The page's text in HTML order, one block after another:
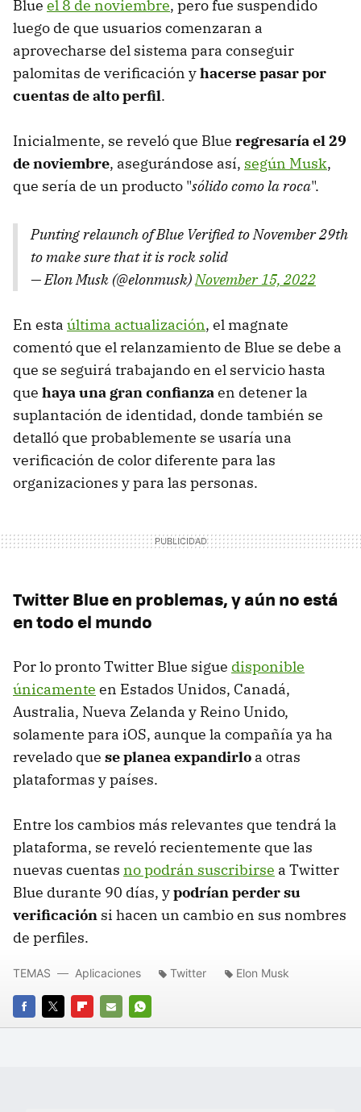
Blue el 8 de noviembre, pero fue suspendido
luego de que usuarios comenzaran a
aprovecharse del sistema para conseguir
palomitas de verificación yhacerse pasar por
cuentas de alto perfil.
Inicialmente, se reveló que Blue regresaría el 29
de noviembre, asegurándose así, según Musk,
que sería de un producto "sólido como la roca".
Punting relaunch of Blue Verified to November 29th
to make sure that it is rock solid
— Elon Musk (@elonmusk)November 15, 2022
En esta última actualización, el magnate
comentó que el relanzamiento de Blue se debe a
que se seguirá trabajando en el servicio hasta
que haya una gran confianzaen detener la
suplantación de identidad, donde también se
detalló que probablemente se usaría una
verificación de color diferente para las
organizaciones y para las personas.
Twitter Blue en problemas, y aún no está
en todo el mundo
Por lo pronto Twitter Blue sigue disponible
únicamente en Estados Unidos, Canadá,
Australia, Nueva Zelanda y Reino Unido,
solamente para iOS, aunque la compañía ya ha
revelado que se planea expandirlo a otras
plataformas y países.
Entre los cambios más relevantes que tendrá la
plataforma, se reveló recientemente que las
nuevas cuentas no podrán suscribirse a Twitter
Blue durante 90 días, ypodrían perder su
verificación si hacen un cambio en sus nombres
de perfiles.
FACEBOOK
TWITTERFLIPBOARD
E-
WHATSAPP
TEMAS Aplicaciones Twitter Elon Musk